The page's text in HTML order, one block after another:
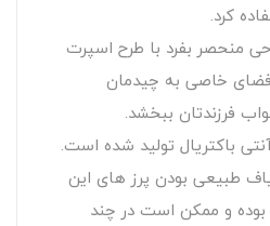
کرد.
منحصر بفرد با طرح اسپرت
فضای خاصی به چیدمان
فرزندتان ببخشد.
باکتریال تولید شده است.
طبیعی بودن پرز های این
و ممکن است در چند